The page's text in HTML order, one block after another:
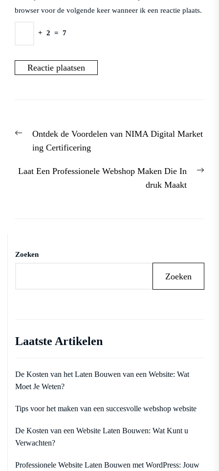
browser voor de volgende keer wanneer ik een reactie plaats.
+ 2 = 7
PreviousOntdek de Voordelen van NIMA Digital Market
ing Certificering
Laat Een Professionele Webshop Maken Die In
druk Maakt
Zoeken
Zoeken
Laatste Artikelen
De Kosten van het Laten Bouwen van een Website: Wat
Moet Je Weten?
Tips voor het maken van een succesvolle webshop website
De Kosten van een Website Laten Bouwen: Wat Kunt u
Verwachten?
Professionele Website Laten Bouwen met WordPress: Jouw